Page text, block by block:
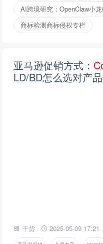
AI跨境研究：OpenClaw小
商标检测商标侵权专栏
亚马逊促销方式： C
LD/BD怎么选对产
干货 2025-05-09 17:21